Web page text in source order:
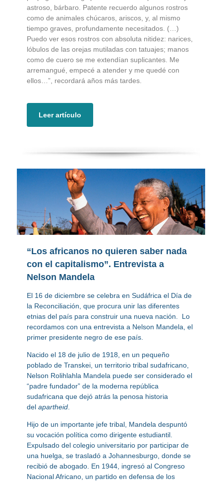
astroso, bárbaro. Patente recuerdo algunos rostros
como de animales chúcaros, ariscos, y, al mismo
tiempo graves, profundamente necesitados. (…)
Puedo ver esos rostros con absoluta nitidez: narices,
lóbulos de las orejas mutiladas con tatuajes; manos
como de cuero se me extendían suplicantes. Me
arremangué, empecé a atender y me quedé con
ellos…”, recordará años más tardes.
Leer artículo
“Los africanos no quieren saber nada
con el capitalismo”. Entrevista a
Nelson Mandela
El 16 de diciembre se celebra en Sudáfrica el Día de
la Reconciliación, que procura unir las diferentes
etnias del país para construir una nueva nación. Lo
recordamos con una entrevista a Nelson Mandela, el
primer presidente negro de ese país.
Nacido el 18 de julio de 1918, en un pequeño
poblado de Transkei, un territorio tribal sudafricano,
Nelson Rolihlahla Mandela puede ser considerado el
“padre fundador” de la moderna república
sudafricana que dejó atrás la penosa historia
del apartheid
Hijo de un importante jefe tribal, Mandela despuntó
su vocación política como dirigente estudiantil.
Expulsado del colegio universitario por participar de
una huelga, se trasladó a Johannesburgo, donde se
recibió de abogado. En 1944, ingresó al Congreso
Nacional Africano, un partido en defensa de los